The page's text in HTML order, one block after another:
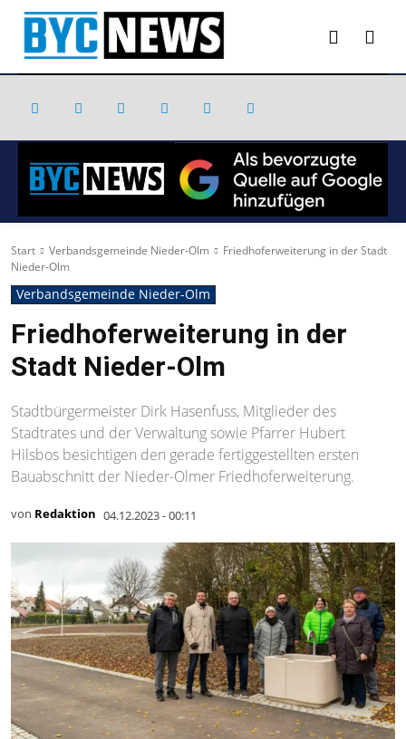
Start Verbandsgemeinde Nieder-Olm
Friedhoferweiterung in der Stadt
Nieder-Olm
Verbandsgemeinde Nieder-Olm
Friedhoferweiterung in der
Stadt Nieder-Olm
Stadtbürgermeister Dirk Hasenfuss, Mitglieder des
Stadtrates und der Verwaltung sowie Pfarrer Hubert
Hilsbos besichtigen den gerade fertiggestellten ersten
Bauabschnitt der Nieder-Olmer Friedhoferweiterung.
von Redaktion 04.12.2023 - 00:11